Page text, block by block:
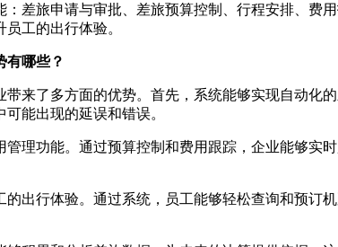
差旅申请与审批、差旅预算控制、行程安排、
工的出行体验。
有哪些？
来了多方面的优势。首先，系统能够实现自动化
能出现的延误和错误。
理功能。通过预算控制和费用跟踪，企业能够
出行体验。通过系统，员工能够轻松查询和预订